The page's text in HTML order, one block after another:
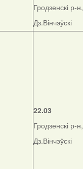
Гродзенскі р-н,
Дз.Вінчэўскі
22.03
Гродзенскі р-н,
Дз.Вінчэўскі